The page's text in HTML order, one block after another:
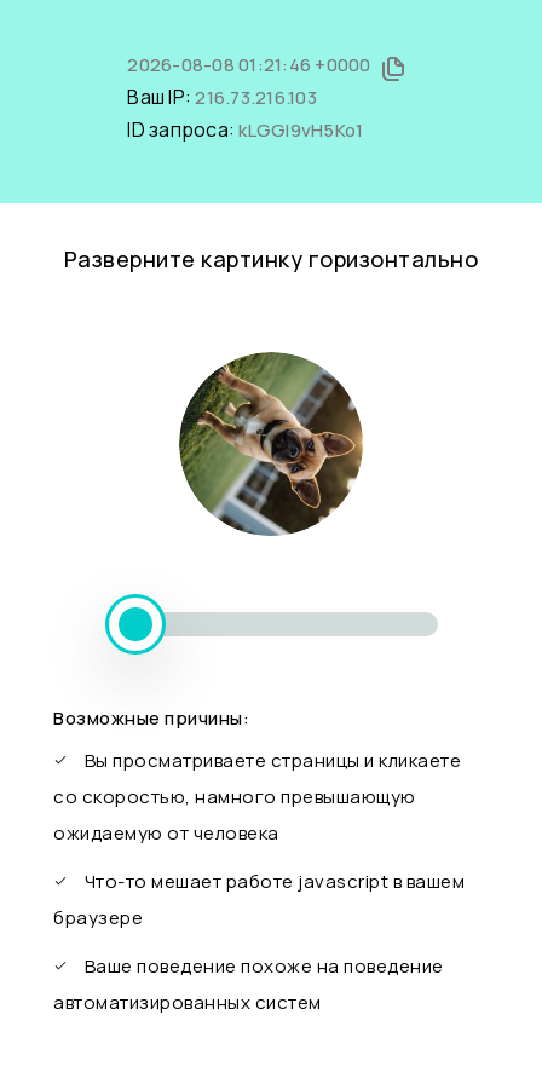
2026-08-08 01:21:46 +0000
Ваш IP:216.73.216.103
ID запроса:kLGGl9vH5Ko1
Разверните картинку горизонтально
Возможные причины:
Вы просматриваете страницы и кликаете
со скоростью, намного превышающую
ожидаемую от человека
Что-то мешает работе javascript в вашем
браузере
Ваше поведение похоже на поведение
автоматизированных систем